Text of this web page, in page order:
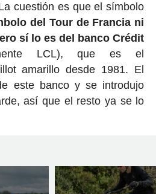
cuestión es que el símbolo
del Tour de Francia ni
sí lo es del banco Crédit
LCL), que es el
amarillo desde 1981. El
este banco y se introdujo
así que el resto ya se lo